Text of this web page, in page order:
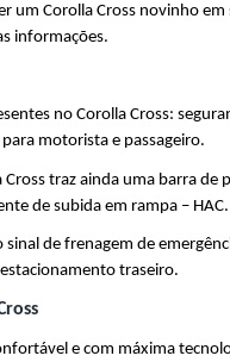
um Corolla Cross novinho
informações.
no Corolla Cross:
motorista e passageiro.
Cross traz ainda uma barra
de subida em rampa – HAC.
de frenagem de
traseiro.
e com máxima